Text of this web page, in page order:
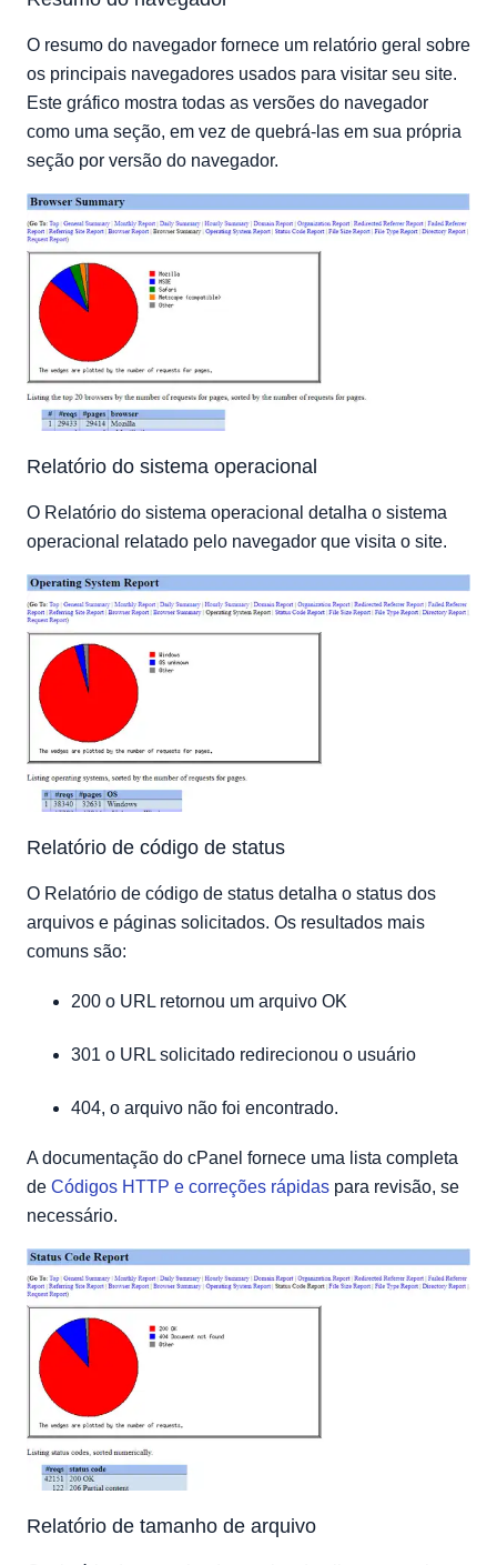
O resumo do navegador fornece um relatório geral sobre
os principais navegadores usados para visitar seu site.
Este gráfico mostra todas as versões do navegador
como uma seção, em vez de quebrá-las em sua própria
seção por versão do navegador.
Relatório do sistema operacional
O Relatório do sistema operacional detalha o sistema
operacional relatado pelo navegador que visita o site.
Relatório de código de status
O Relatório de código de status detalha o status dos
arquivos e páginas solicitados. Os resultados mais
comuns são:
200 o URL retornou um arquivo OK
301 o URL solicitado redirecionou o usuário
404, o arquivo não foi encontrado.
A documentação do cPanel fornece uma lista completa
de Códigos HTTP e correções rápidas para revisão, se
necessário.
Relatório de tamanho de arquivo